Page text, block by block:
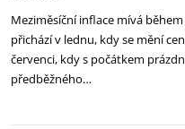
Meziměsíční inflace mívá
přichází v lednu, kdy se mění
červenci, kdy s počátkem
předběžného…